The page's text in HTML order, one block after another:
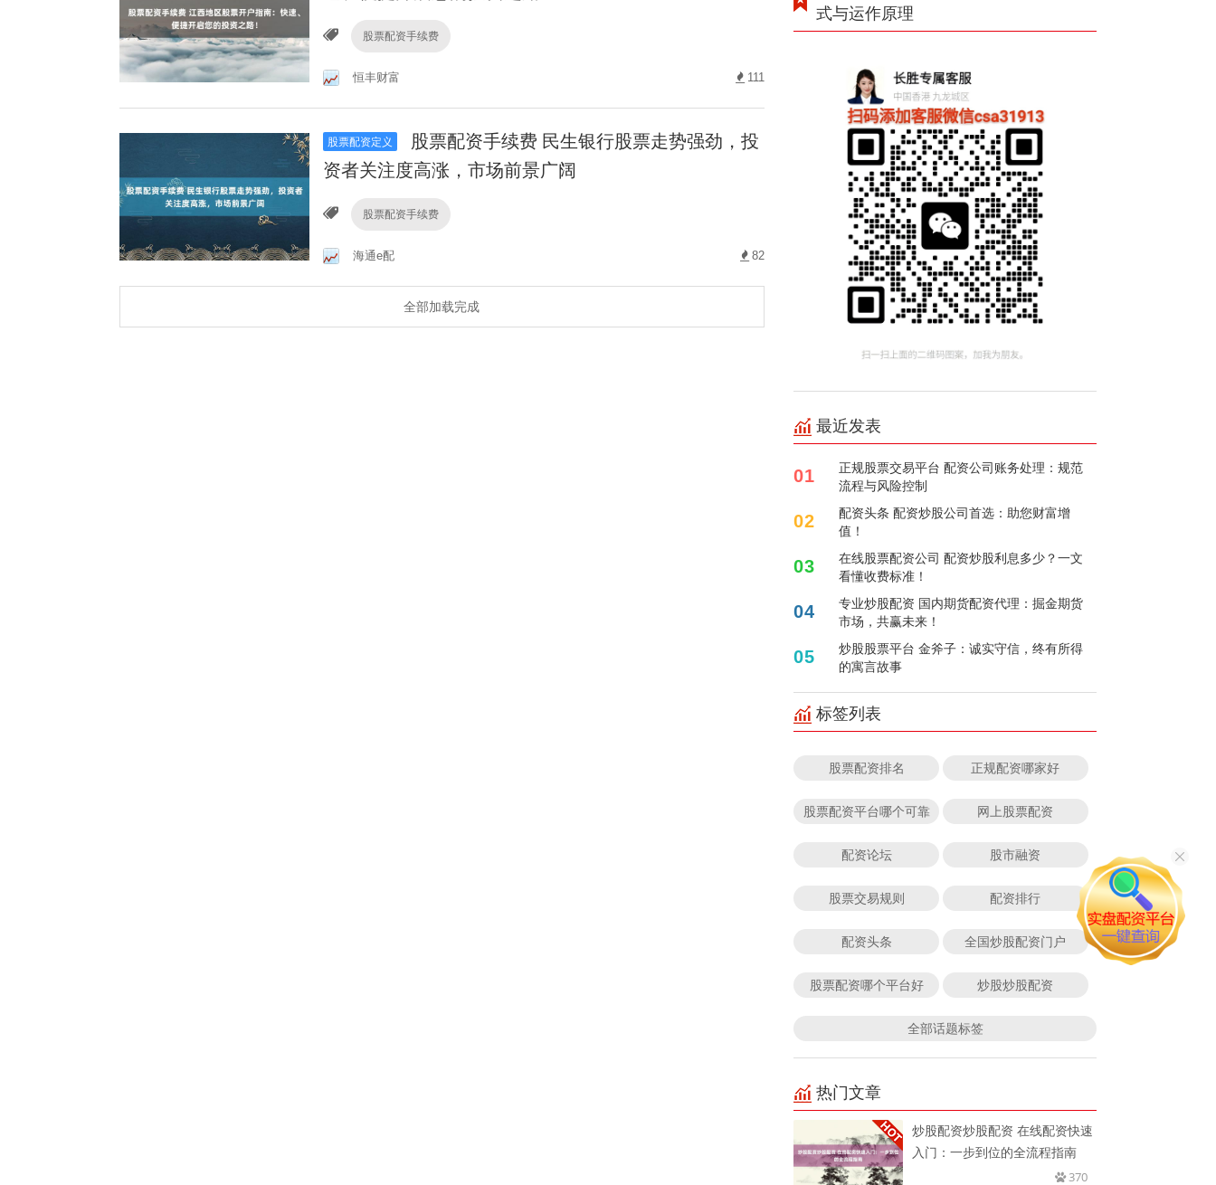
股票配资手续费
恒丰财富 111
股票配资定义
股票配资手续费 民生银行股票走势强劲，投
资者关注度高涨，市场前景广阔
股票配资手续费
海通e配 82
全部加载完成
式与运作原理
最近发表
01
正规股票交易平台 配资公司账务处理：规范
流程与风险控制
02
配资头条 配资炒股公司首选：助您财富增
值！
03
在线股票配资公司 配资炒股利息多少？一文
看懂收费标准！
04
专业炒股配资 国内期货配资代理：掘金期货
市场，共赢未来！
05
炒股股票平台 金斧子：诚实守信，终有所得
的寓言故事
标签列表
股票配资排名 正规配资哪家好
股票配资平台哪个可靠 网上股票配资
配资论坛 股市融资
股票交易规则 配资排行
配资头条 全国炒股配资门户
股票配资哪个平台好 炒股炒股配资
全部话题标签
热门文章
炒股配资炒股配资 在线配资快速
入门：一步到位的全流程指南
370